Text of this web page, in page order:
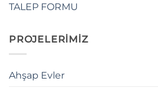
TALEP FORMU
PROJELERİMİZ
Ahşap Evler